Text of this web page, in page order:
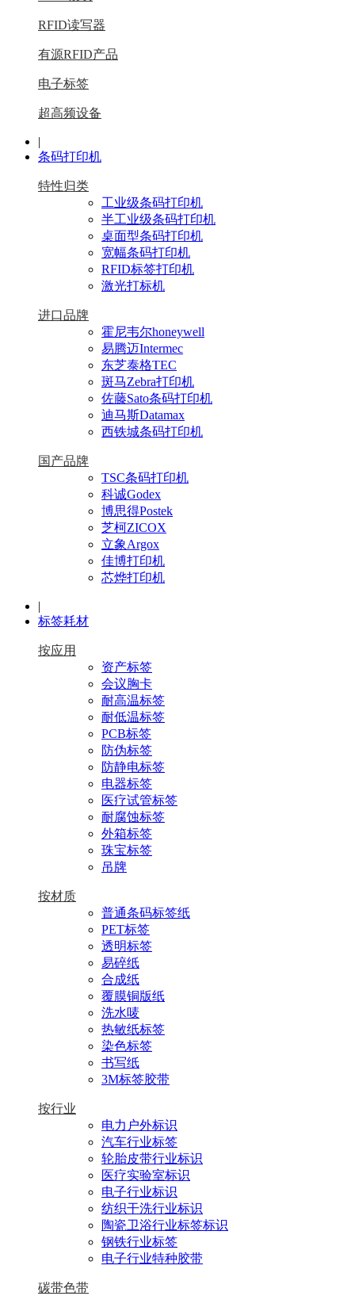
RFID读写器
有源RFID产品
电子标签
超高频设备
|
条码打印机
特性归类
工业级条码打印机
半工业级条码打印机
桌面型条码打印机
宽幅条码打印机
RFID标签打印机
激光打标机
进口品牌
霍尼韦尔honeywell
易腾迈Intermec
东芝泰格TEC
斑马Zebra打印机
佐藤Sato条码打印机
迪马斯Datamax
西铁城条码打印机
国产品牌
TSC条码打印机
科诚Godex
博思得Postek
芝柯ZICOX
立象Argox
佳博打印机
芯烨打印机
|
标签耗材
按应用
资产标签
会议胸卡
耐高温标签
耐低温标签
PCB标签
防伪标签
防静电标签
电器标签
医疗试管标签
耐腐蚀标签
外箱标签
珠宝标签
吊牌
按材质
普通条码标签纸
PET标签
透明标签
易碎纸
合成纸
覆膜铜版纸
洗水唛
热敏纸标签
染色标签
书写纸
3M标签胶带
按行业
电力户外标识
汽车行业标签
轮胎皮带行业标识
医疗实验室标识
电子行业标识
纺织干洗行业标识
陶瓷卫浴行业标签标识
钢铁行业标签
电子行业特种胶带
碳带色带